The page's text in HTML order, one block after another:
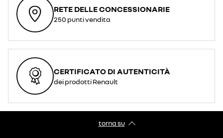
RETE DELLE CONCESSIONARIE
250 punti vendita
CERTIFICATO DI AUTENTICITÀ
dei prodotti Renault
torna su